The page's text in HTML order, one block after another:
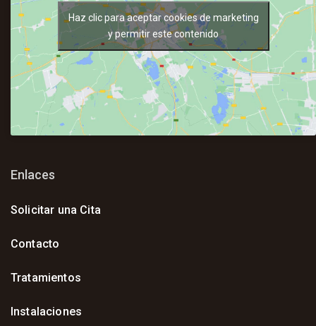
Haz clic para aceptar cookies de marketing
y permitir este contenido
Enlaces
Solicitar una Cita
Contacto
Tratamientos
Instalaciones